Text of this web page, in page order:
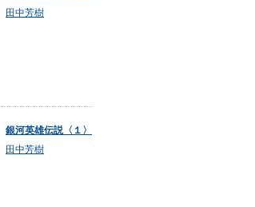
田中芳樹
銀河英雄伝説〈１〉
田中芳樹